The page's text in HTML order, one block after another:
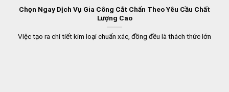
Chọn Ngay Dịch Vụ Gia Công Cắt Chấn Theo Yêu Cầu Chất
Lượng Cao
Việc tạo ra chi tiết kim loại chuẩn xác, đồng đều là thách thức lớn